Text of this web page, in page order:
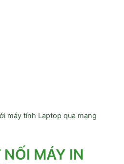
máy tính Laptop qua mạng
MÁY IN